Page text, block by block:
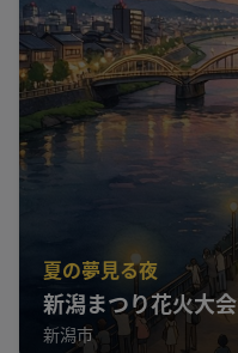
夏の夢見る夜
新潟まつり花火大会
新潟市